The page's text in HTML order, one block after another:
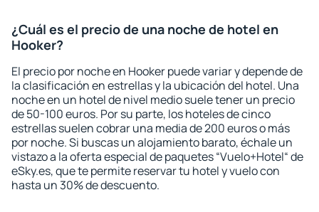
¿Cuál es el precio de una noche de hotel en
Hooker?
El precio por noche en Hooker puede variar y depende de
la clasificación en estrellas y la ubicación del hotel. Una
noche en un hotel de nivel medio suele tener un precio
de 50-100 euros. Por su parte, los hoteles de cinco
estrellas suelen cobrar una media de 200 euros o más
por noche. Si buscas un alojamiento barato, échale un
vistazo a la oferta especial de paquetes “Vuelo+Hotel“ de
eSky.es, que te permite reservar tu hotel y vuelo con
hasta un 30% de descuento.